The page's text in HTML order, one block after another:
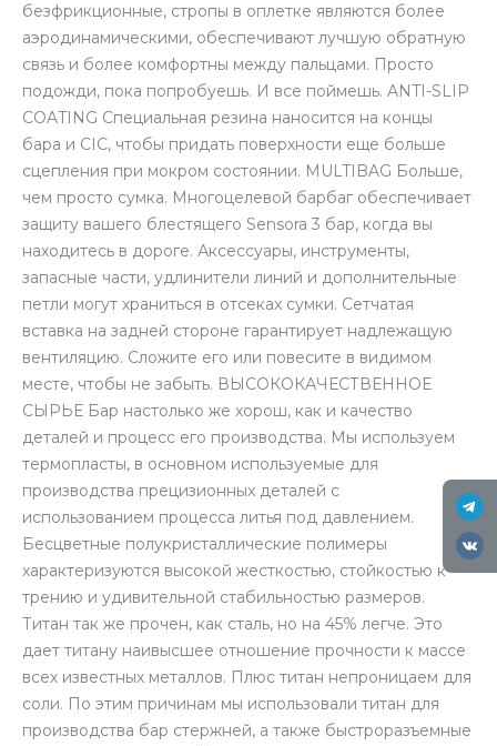
безфрикционные, стропы в оплетке являются более
аэродинамическими, обеспечивают лучшую обратную
связь и более комфортны между пальцами. Просто
подожди, пока попробуешь. И все поймешь. ANTI-SLIP
COATING Специальная резина наносится на концы
бара и CIC, чтобы придать поверхности еще больше
сцепления при мокром состоянии. MULTIBAG Больше,
чем просто сумка. Многоцелевой барбаг обеспечивает
защиту вашего блестящего Sensora 3 бар, когда вы
находитесь в дороге. Аксессуары, инструменты,
запасные части, удлинители линий и дополнительные
петли могут храниться в отсеках сумки. Сетчатая
вставка на задней стороне гарантирует надлежащую
вентиляцию. Сложите его или повесите в видимом
месте, чтобы не забыть. ВЫСОКОКАЧЕСТВЕННОЕ
СЫРЬЕ Бар настолько же хорош, как и качество
деталей и процесс его производства. Мы используем
термопласты, в основном используемые для
производства прецизионных деталей с
использованием процесса литья под давлением.
Бесцветные полукристаллические полимеры
характеризуются высокой жесткостью, стойкостью к
трению и удивительной стабильностью размеров.
Титан так же прочен, как сталь, но на 45% легче. Это
дает титану наивысшее отношение прочности к массе
всех известных металлов. Плюс титан непроницаем для
соли. По этим причинам мы использовали титан для
производства бар стержней, а также быстроразъемные